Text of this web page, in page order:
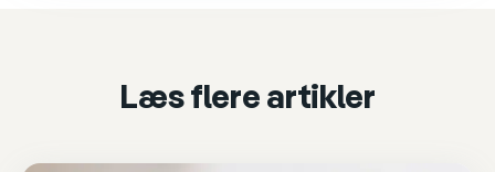
Læs flere artikler